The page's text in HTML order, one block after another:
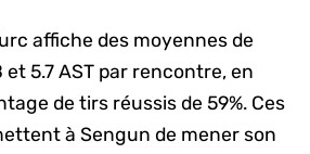
affiche des moyennes de
et 5.7 AST par rencontre, en
de tirs réussis de 59%. Ces
à Sengun de mener son